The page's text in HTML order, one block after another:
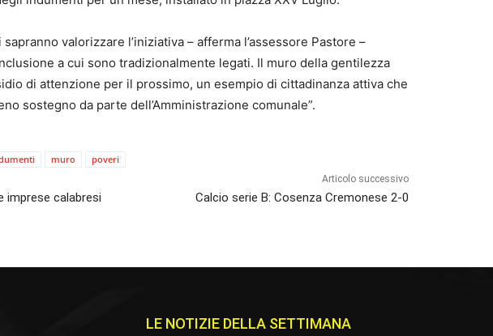
valorizzare l’iniziativa – afferma l’assessore Pastore –
a cui sono tradizionalmente legati. Il muro della gentilezza
di attenzione per il prossimo, un esempio di cittadinanza attiva che
sostegno da parte dell’Amministrazione comunale”.
muro poveri
imprese calabresi
Articolo successivo
Calcio serie B: Cosenza Cremonese 2-0
LE NOTIZIE DELLA SETTIMANA